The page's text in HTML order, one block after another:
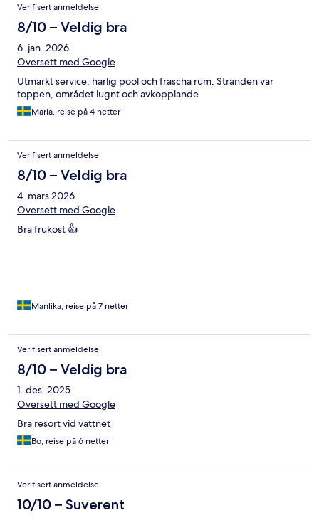
Verifisert anmeldelse
8/10 – Veldig bra
6. jan. 2026
Oversett med Google
Utmärkt service, härlig pool och fräscha rum. Stranden var
toppen, området lugnt och avkopplande
Maria, reise på 4 netter
Verifisert anmeldelse
8/10 – Veldig bra
4. mars 2026
Oversett med Google
Bra frukost 👍
Manlika, reise på 7 netter
Verifisert anmeldelse
8/10 – Veldig bra
1. des. 2025
Oversett med Google
Bra resort vid vattnet
Bo, reise på 6 netter
Verifisert anmeldelse
10/10 – Suverent